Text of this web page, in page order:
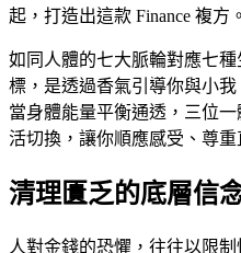
起，打造出這款 Finance 複方。
如同人體的七大脈輪對應七種
標，是透過香氣引導你與小
當身體能量平衡通透，三位
活切換，讓你順應感受、尊
清理匱乏的底層信
人對金錢的恐懼，往往以限